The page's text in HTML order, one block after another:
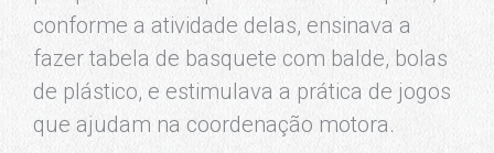
conforme a atividade delas, ensinava a
fazer tabela de basquete com balde, bolas
de plástico, e estimulava a prática de jogos
que ajudam na coordenação motora.